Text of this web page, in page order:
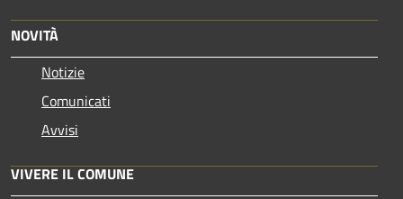
NOVITÀ
Notizie
Comunicati
Avvisi
VIVERE IL COMUNE